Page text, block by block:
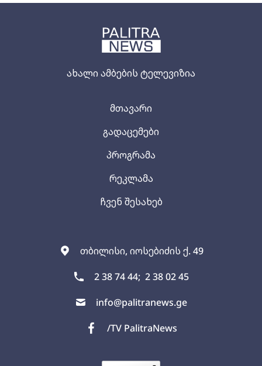
ახალი ამბების ტელევიზია
თბილისი, იოსებიძის ქ. 49
2 38 74 44; 2 38 02 45
info@palitranews.ge
/TV PalitraNews
მთავარი
გადაცემები
პროგრამა
რეკლამა
ჩვენ შესახებ